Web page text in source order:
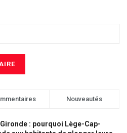
Nouveautés
Gironde : pourquoi Lège-Cap-